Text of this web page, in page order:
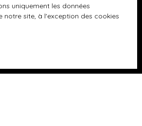
uniquement les données
notre site, à l'exception des cookies